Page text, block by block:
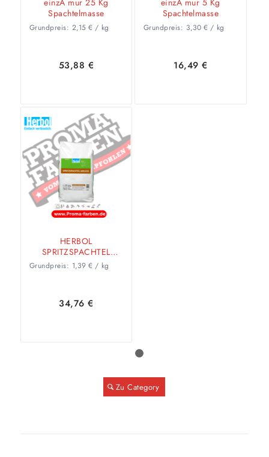
einzA mur 25 Kg
Spachtelmasse
Grundpreis: 2,15 €/ kg
53,88 €
einzA mur 5 Kg
Spachtelmasse
Grundpreis: 3,30 €/ kg
16,49 €
HERBOL
SPRITZSPACHTEL
AIRLESS 25 KG
Grundpreis: 1,39 €/ kg
34,76€
Zu Category